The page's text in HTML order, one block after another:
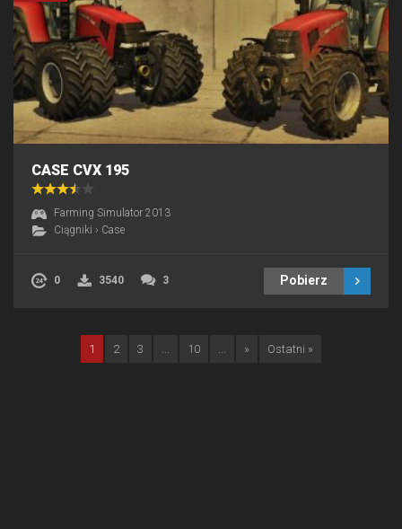
CASE CVX 195
Farming Simulator 2013
Ciągniki › Case
0 3540 3 Pobierz
1 2 3 10 » Ostatni »